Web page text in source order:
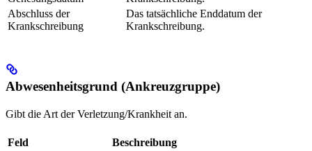
Abschluss der
Krankschreibung
Das tatsächliche Enddatum der
Krankschreibung.
Abwesenheitsgrund (Ankreuzgruppe)
Gibt die Art der Verletzung/Krankheit an.
Feld
Beschreibung